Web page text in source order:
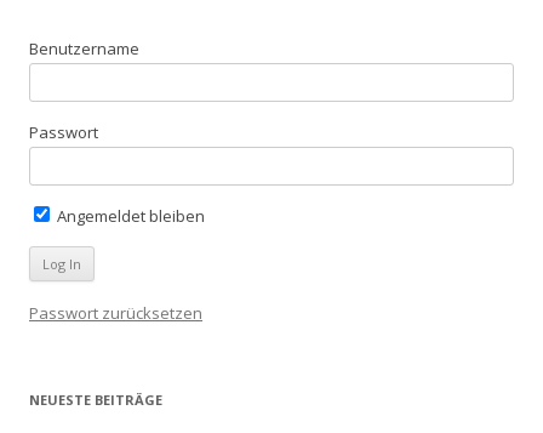
Benutzername
Passwort
Angemeldet bleiben
Passwort zurücksetzen
NEUESTE BEITRÄGE